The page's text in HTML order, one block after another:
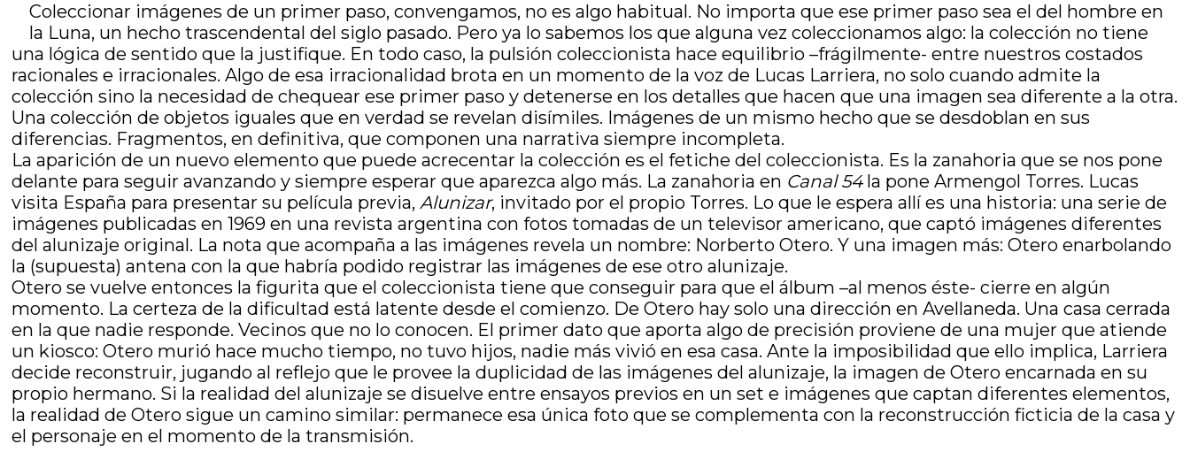
Coleccionar imágenes de un primer paso, convengamos, no es algo habitual. No importa que ese primer paso sea el del hombre en
la Luna, un hecho trascendental del siglo pasado. Pero ya lo sabemos los que alguna vez coleccionamos algo: la colección no tiene
una lógica de sentido que la justifique. En todo caso, la pulsión coleccionista hace equilibrio –frágilmente- entre nuestros costados
racionales e irracionales. Algo de esa irracionalidad brota en un momento de la voz de Lucas Larriera, no solo cuando admite la
colección sino la necesidad de chequear ese primer paso y detenerse en los detalles que hacen que una imagen sea diferente a la otra.
Una colección de objetos iguales que en verdad se revelan disímiles. Imágenes de un mismo hecho que se desdoblan en sus
diferencias. Fragmentos, en definitiva, que componen una narrativa siempre incompleta.
La aparición de un nuevo elemento que puede acrecentar la colección es el fetiche del coleccionista. Es la zanahoria que se nos pone
delante para seguir avanzando y siempre esperar que aparezca algo más. La zanahoria en Canal 54la pone Armengol Torres. Lucas
visita España para presentar su película previa,Alunizar, invitado por el propio Torres. Lo que le espera allí es una historia: una serie de
imágenes publicadas en 1969 en una revista argentina con fotos tomadas de un televisor americano, que captó imágenes diferentes
del alunizaje original. La nota que acompaña a las imágenes revela un nombre: Norberto Otero. Y una imagen más: Otero enarbolando
la (supuesta) antena con la que habría podido registrar las imágenes de ese otro alunizaje.
Otero se vuelve entonces la figurita que el coleccionista tiene que conseguir para que el álbum –al menos éste- cierre en algún
momento. La certeza de la dificultad está latente desde el comienzo. De Otero hay solo una dirección en Avellaneda. Una casa cerrada
en la que nadie responde. Vecinos que no lo conocen. El primer dato que aporta algo de precisión proviene de una mujer que atiende
un kiosco: Otero murió hace mucho tiempo, no tuvo hijos, nadie más vivió en esa casa. Ante la imposibilidad que ello implica, Larriera
decide reconstruir, jugando al reflejo que le provee la duplicidad de las imágenes del alunizaje, la imagen de Otero encarnada en su
propio hermano. Si la realidad del alunizaje se disuelve entre ensayos previos en un set e imágenes que captan diferentes elementos,
la realidad de Otero sigue un camino similar: permanece esa única foto que se complementa con la reconstrucción ficticia de la casa y
el personaje en el momento de la transmisión.